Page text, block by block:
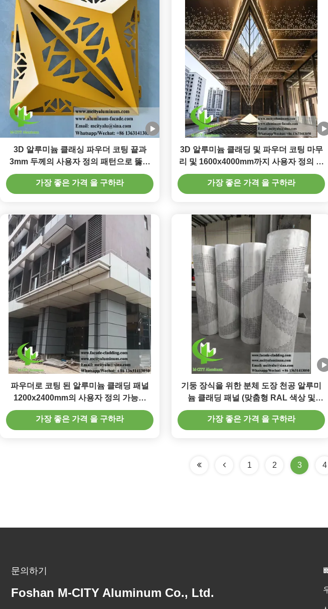
3D 알루미늄 클래싱 파우더 코팅 끝과
3mm 두께의 사용자 정의 패턴으로 뚫린
시트
가장 좋은 가격 을 구하라
3D 알루미늄 클래딩 및 파우더 코팅 마무
리 및 1600x4000mm까지 사용자 정의 패
턴으로 퍼포레이트 된 알루미늄 정면
가장 좋은 가격 을 구하라
파우더로 코팅 된 알루미늄 클래딩 패널
1200x2400mm의 사용자 정의 가능한
RAL 색상
가장 좋은 가격 을 구하라
기둥 장식을 위한 분체 도장 천공 알루미
늄 클래딩 패널 (맞춤형 RAL 색상 및
5mm 두께)
가장 좋은 가격 을 구하라
1 2 3 4
문의하기
Foshan M-CITY Aluminum Co., Ltd.